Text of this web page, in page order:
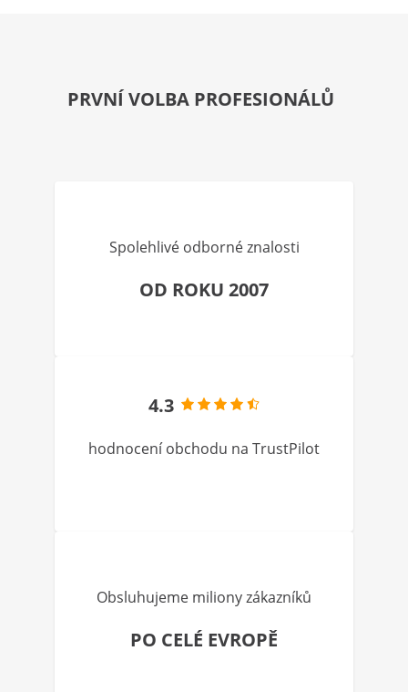
PRVNÍ VOLBA PROFESIONÁLŮ
Spolehlivé odborné znalosti
OD ROKU 2007
4.3
hodnocení obchodu na TrustPilot
Obsluhujeme miliony zákazníků
PO CELÉ EVROPĚ